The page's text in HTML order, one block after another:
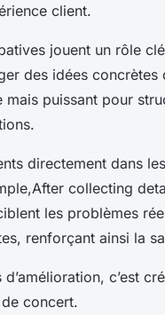
client.
jouent un rôle
des idées
puissant pour
directement dans
collecting
les problèmes
renforçant ainsi la
c’est
concert.